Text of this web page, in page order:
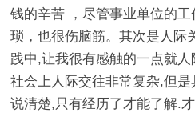
钱的辛苦 ，尽管事业单位的
琐，也很伤脑筋。其次是人际
践中,让我很有感触的一点就
社会上人际交往非常复杂,但
说清楚,只有经历了才能了解.